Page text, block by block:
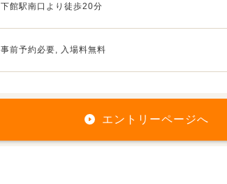
下館駅南口より徒歩20分
事前予約必要, 入場料無料
エントリーページへ